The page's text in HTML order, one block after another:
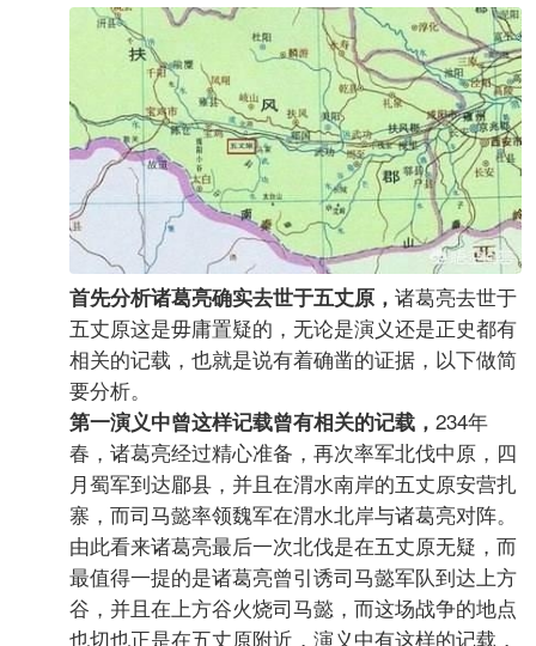
首先分析诸葛亮确实去世于五丈原， 诸葛亮去世于
五丈原这是毋庸置疑的，无论是演义还是正史都有
相关的记载，也就是说有着确凿的证据，以下做简
要分析。
第一演义中曾这样记载曾有相关的记载， 234年
春，诸葛亮经过精心准备，再次率军北伐中原，四
月蜀军到达郿县，并且在渭水南岸的五丈原安营扎
寨，而司马懿率领魏军在渭水北岸与诸葛亮对阵。
由此看来诸葛亮最后一次北伐是在五丈原无疑，而
最值得一提的是诸葛亮曾引诱司马懿军队到达上方
谷，并且在上方谷火烧司马懿，而这场战争的地点
也切也正是在五丈原附近，演义中有这样的记载，